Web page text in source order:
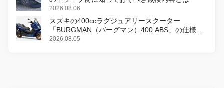
2026.08.06
スズキの400ccラグジュアリースクーター
「BURGMAN（バーグマン）400 ABS」の仕様を
変更し、8月18日に発売
2026.08.05